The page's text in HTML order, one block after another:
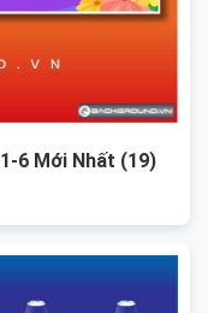
6 Mới Nhất (19)